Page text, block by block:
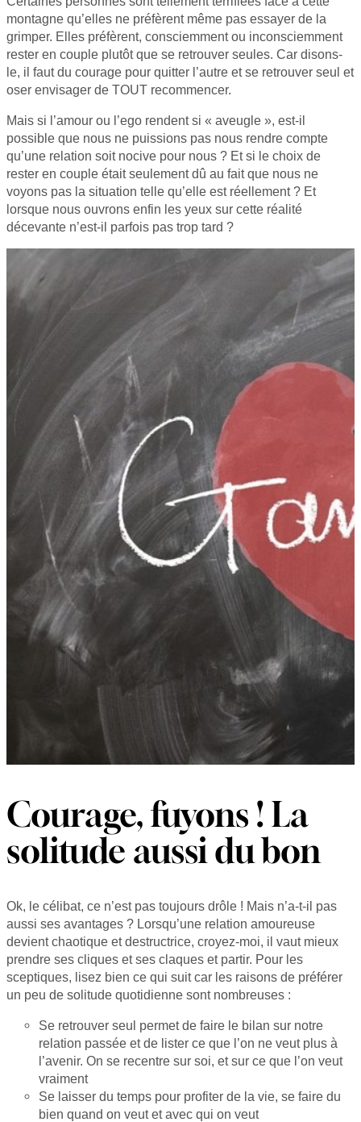
montagne qu’elles ne préfèrent même pas essayer de la
grimper. Elles préfèrent, consciemment ou inconsciemment
rester en couple plutôt que se retrouver seules. Car disons-
le, il faut du courage pour quitter l’autre et se retrouver seul et
oser envisager de TOUT recommencer.
Mais si l’amour ou l’ego rendent si « aveugle », est-il
possible que nous ne puissions pas nous rendre compte
qu’une relation soit nocive pour nous ? Et si le choix de
rester en couple était seulement dû au fait que nous ne
voyons pas la situation telle qu’elle est réellement ? Et
lorsque nous ouvrons enfin les yeux sur cette réalité
décevante n’est-il parfois pas trop tard ?
Courage, fuyons ! La
solitude aussi du bon
Ok, le célibat, ce n’est pas toujours drôle ! Mais n’a-t-il pas
aussi ses avantages ? Lorsqu’une relation amoureuse
devient chaotique et destructrice, croyez-moi, il vaut mieux
prendre ses cliques et ses claques et partir. Pour les
sceptiques, lisez bien ce qui suit car les raisons de préférer
un peu de solitude quotidienne sont nombreuses :
Se retrouver seul permet de faire le bilan sur notre
relation passée et de lister ce que l’on ne veut plus à
l’avenir. On se recentre sur soi, et sur ce que l’on veut
vraiment
Se laisser du temps pour profiter de la vie, se faire du
bien quand on veut et avec qui on veut